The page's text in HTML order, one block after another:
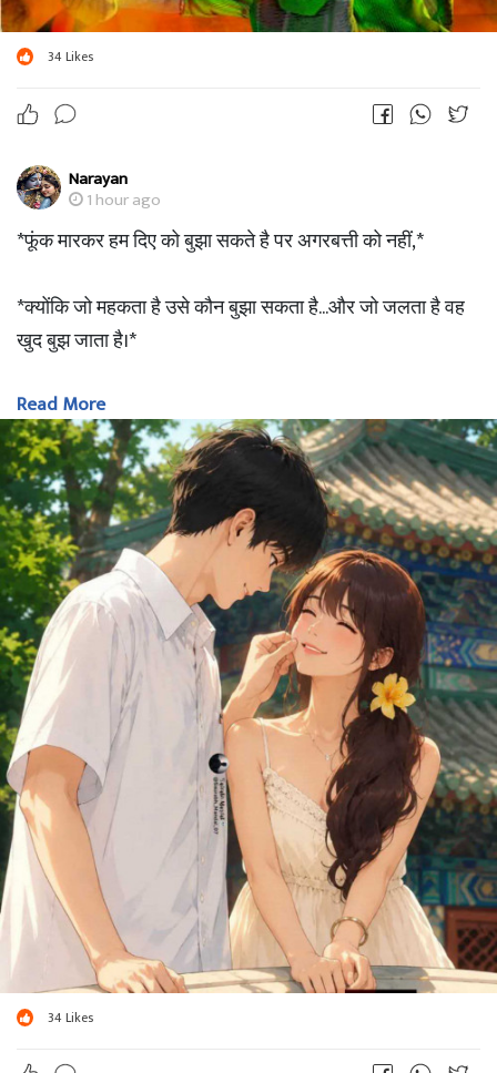
34Likes
Narayan
1 hour ago
*फूंक मारकर हम दिए को बुझा सकते है पर अगरबत्ती को नहीं,*
*क्योंकि जो महकता है उसे कौन बुझा सकता है...और जो जलता है वह
खुद बुझ जाता है।*
??Great Morning ??
Read More
34Likes